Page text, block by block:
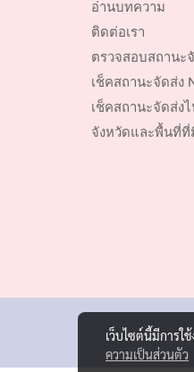
อ่านบทความ
ติดต่อเรา
ตรวจสอบสถานะ
เช็คสถานะจัดส่ง
เช็คสถานะจัดส่ง
จังหวัดและพื้นที่ที่
เว็บไซต์นี้มีการใ
ความเป็นส่วนตัว